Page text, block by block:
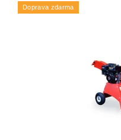
Doprava zdarma